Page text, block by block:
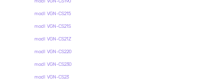
modl VGN-CS215
modl VGN-CS21S
modl VGN-CS21Z
modl VGN-CS220
modl VGN-CS230
modl VGN-CS23